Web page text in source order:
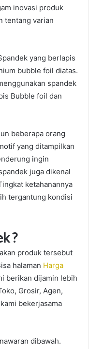
inovasi produk
tentang varian
yang berlapis
bubble foil diatas.
spandek
Bubble foil dan
beberapa orang
yang ditampilkan
ingin
juga dikenal
ketahanannya
tergantung kondisi
?
produk tersebut
halaman Harga
berikan dijamin lebih
Grosir, Agen,
bekerjasama
dibawah.